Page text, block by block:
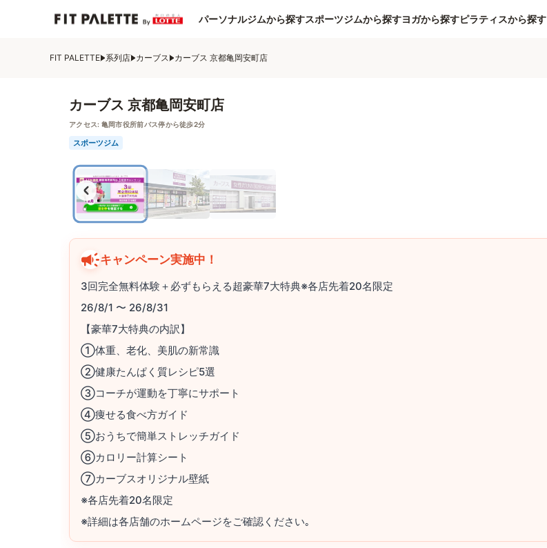
パーソナルジムから探すスポーツジムから探すヨガから探すピラティスから探す
FIT PALETTE 系列店 カーブス カーブス 京都亀岡安町店
カーブス 京都亀岡安町店
アクセス: 亀岡市役所前バス停から徒歩2分
スポーツジム
キャンペーン実施中！
3回完全無料体験＋必ずもらえる超豪華7大特典※各店先着20名限定
26/8/1 〜 26/8/31
【豪華7大特典の内訳】
①体重、老化、美肌の新常識
②健康たんぱく質レシピ5選
③コーチが運動を丁寧にサポート
④痩せる食べ方ガイド
⑤おうちで簡単ストレッチガイド
⑥カロリー計算シート
⑦カーブスオリジナル壁紙
※各店先着20名限定
※詳細は各店舗のホームページをご確認ください｡